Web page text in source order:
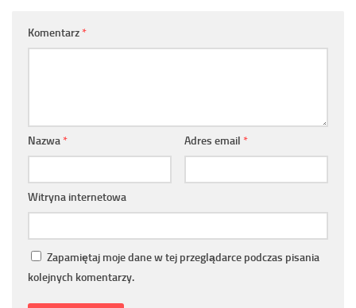
Komentarz *
Nazwa * Adres email *
Witryna internetowa
Zapamiętaj moje dane w tej przeglądarce podczas pisania
kolejnych komentarzy.